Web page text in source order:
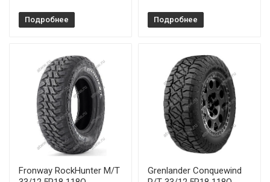
Подробнее Подробнее
Fronway RockHunter M/T
Grenlander Conquewind